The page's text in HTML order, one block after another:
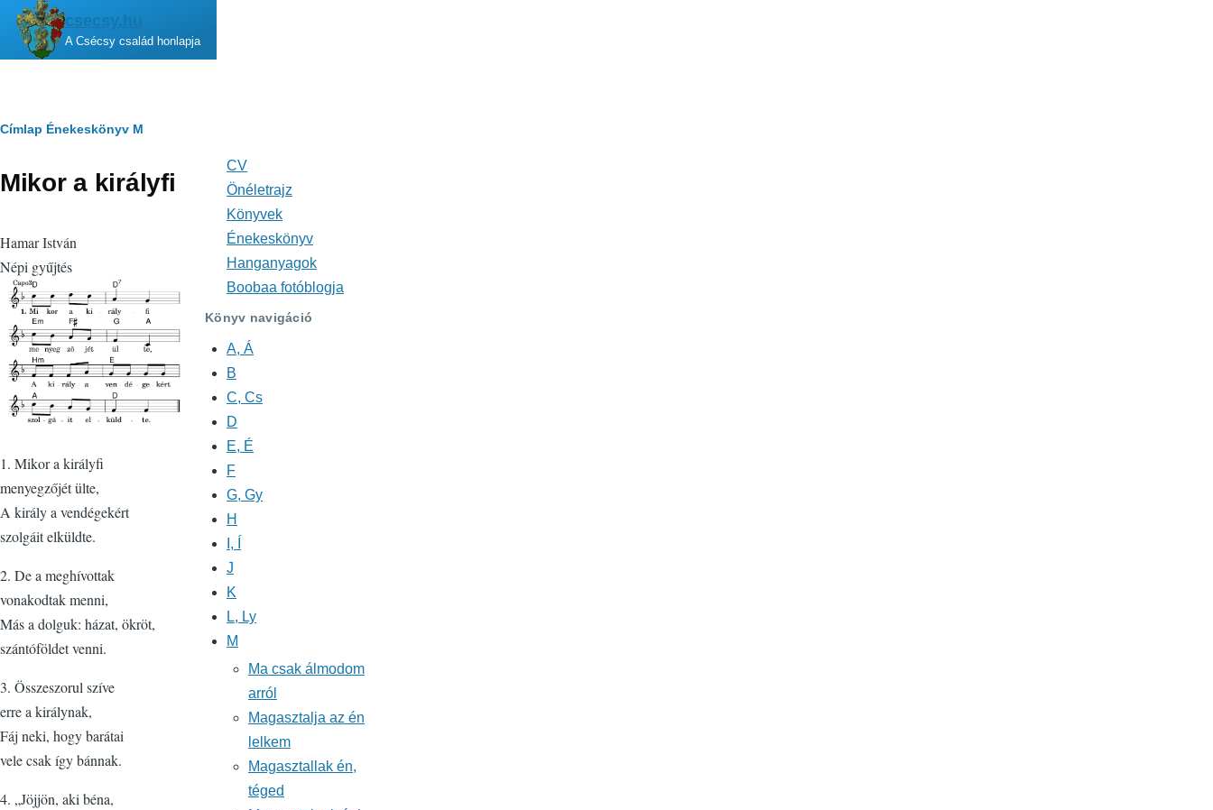
Ugrás a tartalomra
csecsy.hu
A Csécsy család honlapja
Morzsa
Címlap Énekeskönyv M
Mikor a királyfi
Hamar István
Népi gyűjtés
1. Mikor a királyfi
menyegzőjét ülte,
A király a vendégekért
szolgáit elküldte.
2. De a meghívottak
vonakodtak menni,
Más a dolguk: házat, ökröt,
szántóföldet venni.
3. Összeszorul szíve
erre a királynak,
Fáj neki, hogy barátai
vele csak így bánnak.
4. „Jöjjön, aki béna,
navigáció
CV
Önéletrajz
Könyvek
Énekeskönyv
Hanganyagok
Boobaa fotóblogja
Könyv navigáció
A, Á
B
C, Cs
D
E, É
F
G, Gy
H
I, Í
J
K
L, Ly
M
Ma csak álmodom
arról
Magasztalja az én
lelkem
Magasztallak én,
téged